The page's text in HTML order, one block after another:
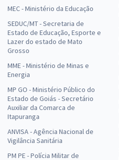
MEC - Ministério da Educação
SEDUC/MT - Secretaria de
Estado de Educação, Esporte e
Lazer do estado de Mato
Grosso
MME - Ministério de Minas e
Energia
MP GO - Ministério Público do
Estado de Goiás - Secretário
Auxiliar da Comarca de
Itapuranga
ANVISA - Agência Nacional de
Vigilância Sanitária
PM PE - Polícia Militar de